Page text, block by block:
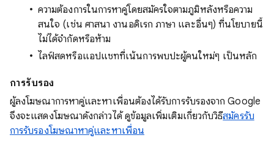
ความต้องการในการหาคู่โดยสมัครใจตามภูมิหลังหรือความ
สนใจ (เช่น ศาสนา งานอดิเรก ภาษา และอื่นๆ) ที่นโยบายนี้
ไม่ได้จํากัดหรือห้าม
ไลฟ์สดหรือแอปแชทที่เน้นการพบปะผู้คนใหม่ๆ เป็นหลัก
การรับรอง
ผู้ลงโฆษณาการหาคู่และหาเพื่อนต้องได้รับการรับรองจาก Google
จึงจะแสดงโฆษณาดังกล่าวได้ ดูข้อมูลเพิ่มเติมเกี่ยวกับวิธีสมัครรับ
การรับรองโฆษณาหาคู่และหาเพื่อน